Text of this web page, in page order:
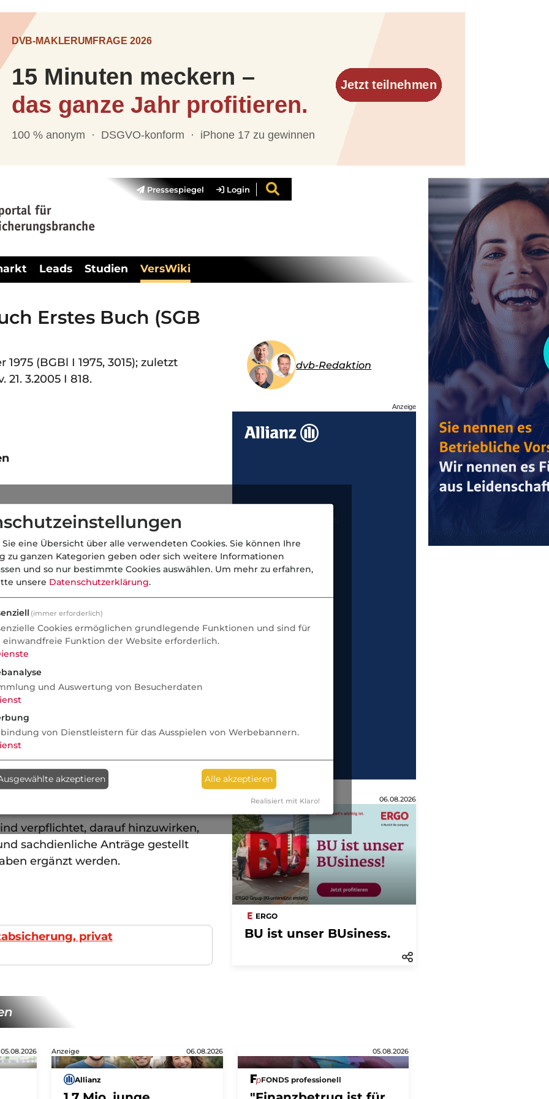
Pressespiegel Login
Leads Studien VersWiki
Erstes Buch (SGB
1975 (BGBl I 1975, 3015); zuletzt
3.2005 I 818.
und Leistungsträger
sind beim zuständigen
Sie werden auch von allen anderen
Gemeinden und bei Personen, die
auch von den amtlichen
Deutschland im Ausland
unzuständigen Leistungsträger, bei
nicht zuständigen Gemeinde oder
der Bundesrepublik
gestellt werden, sind unverzüglich
weiterzuleiten. Ist die
Antrag abhängig, gilt der Antrag als
in dem er bei einer der in Satz 1
ist.
verpflichtet, darauf hinzuwirken,
sachdienliche Anträge gestellt
ergänzt werden.
privat
dvb-Redaktion
Anzeige
Anzeige 06.08.2026
ERGO
BU ist unser BUsiness.
05.08.2026 Anzeige 06.08.2026
Allianz
05.08.2026
FONDS professionell
eine Übersicht über alle verwendeten Cookies. Sie können Ihre
zu ganzen Kategorien geben oder sich weitere Informationen
und so nur bestimmte Cookies auswählen. Um mehr zu erfahren,
unsere Datenschutzerklärung.
(immer erforderlich)
Cookies ermöglichen grundlegende Funktionen und sind für
einwandfreie Funktion der Website erforderlich.
und Auswertung von Besucherdaten
von Dienstleistern für das Ausspielen von Werbebannern.
akzeptieren Alle akzeptieren
Realisiert mit Klaro!